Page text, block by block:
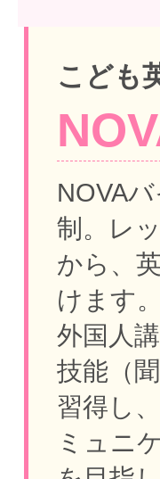
こども
NOVA
制。
レ
から、
けます。
外国人
技能（
習得し
ミュニ